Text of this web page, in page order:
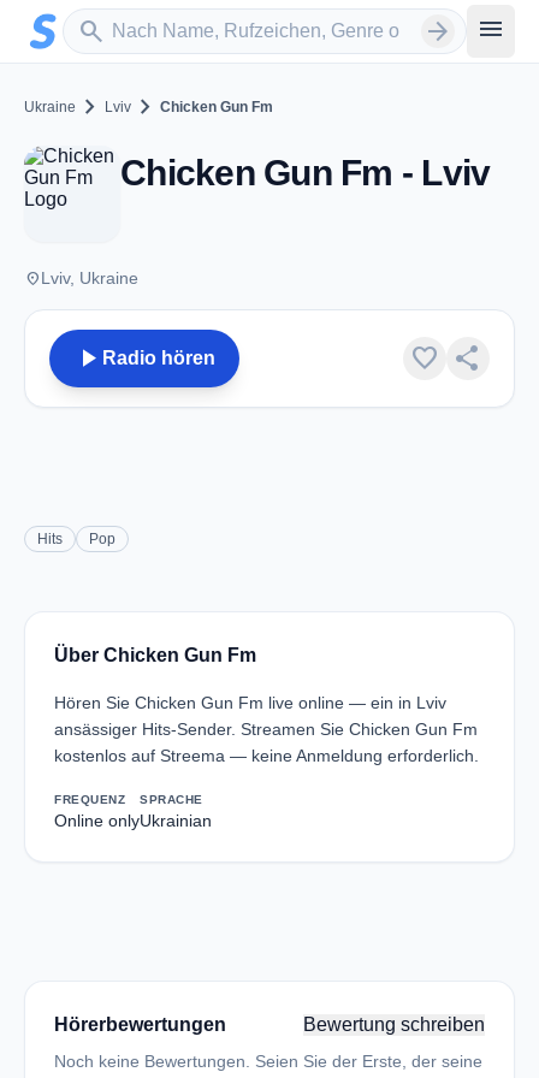
Zum Hauptinhalt springen
search
Sender suchen arrow_forward menu
Ukraine chevron_right Lviv chevron_right Chicken Gun Fm
Chicken Gun Fm - Lviv
placeLviv, Ukraine
play_arrow Radio hören favorite share
Hits Pop
Über Chicken Gun Fm
Hören Sie Chicken Gun Fm live online — ein in Lviv
ansässiger Hits-Sender. Streamen Sie Chicken Gun Fm
kostenlos auf Streema — keine Anmeldung erforderlich.
FREQUENZ
Online only
SPRACHE
Ukrainian
Hörerbewertungen Bewertung schreiben
Noch keine Bewertungen. Seien Sie der Erste, der seine